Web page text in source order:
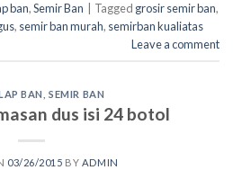
ban,Semir Ban Tagged grosir semir ban,
, semir ban murah, semirban kualiatas
Leave a comment
BAN ,SEMIR BAN
dus isi 24 botol
03/26/2015 BY ADMIN